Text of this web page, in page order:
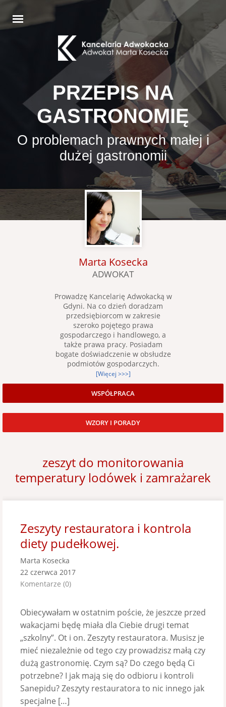
PRZEPIS NA
GASTRONOMIĘ
O problemach prawnych małej i
dużej gastronomii
Marta Kosecka
ADWOKAT
Prowadzę Kancelarię Adwokacką w
Gdyni. Na co dzień doradzam
przedsiębiorcom w zakresie
szeroko pojętego prawa
gospodarczego i handlowego, a
także prawa pracy. Posiadam
bogate doświadczenie w obsłudze
podmiotów gospodarczych.
[Więcej >>>]
WSPÓŁPRACA
WZORY I PORADY
zeszyt do monitorowania
temperatury lodówek i zamrażarek
Zeszyty restauratora i kontrola
diety pudełkowej.
Marta Kosecka
22 czerwca 2017
Komentarze (0)
Obiecywałam w ostatnim poście, że jeszcze przed
wakacjami będę miała dla Ciebie drugi temat
„szkolny”. Ot i on. Zeszyty restauratora. Musisz je
mieć niezależnie od tego czy prowadzisz małą czy
dużą gastronomię. Czym są? Do czego będą Ci
potrzebne? I jak mają się do odbioru i kontroli
Sanepidu? Zeszyty restauratora to nic innego jak
specjalne […]